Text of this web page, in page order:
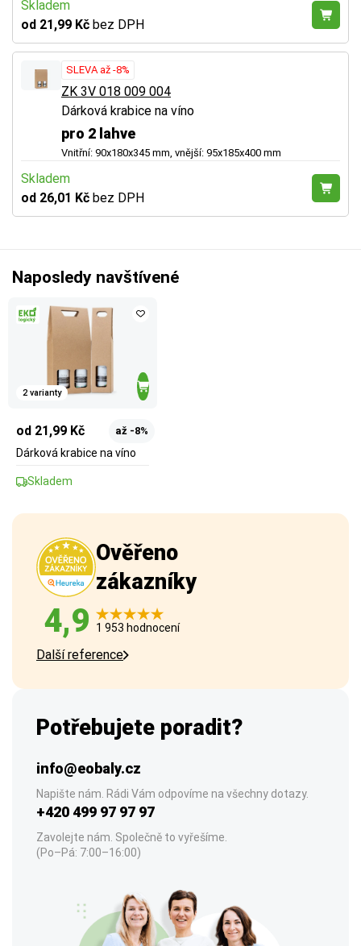
Skladem
od 21,99 Kč bez DPH
SLEVA až -8%
ZK 3V 018 009 004
Dárková krabice na víno
pro 2 lahve
Vnitřní: 90x180x345 mm, vnější: 95x185x400 mm
Skladem
od 26,01 Kč bez DPH
Naposledy navštívené
2 varianty
od 21,99 Kč až -8%
Dárková krabice na víno
Skladem
Ověřeno
zákazníky
4,9 1 953 hodnocení
Další reference
Potřebujete poradit?
info@eobaly.cz
Napište nám. Rádi Vám odpovíme na všechny dotazy.
+420 499 97 97 97
Zavolejte nám. Společně to vyřešíme.
(Po–Pá: 7:00–16:00)